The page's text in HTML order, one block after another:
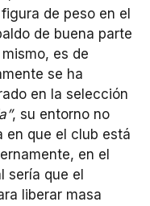
de peso en el
de buena parte
es de
se ha
en la selección
, su entorno no
en que el club está
en el
sería que el
liberar masa